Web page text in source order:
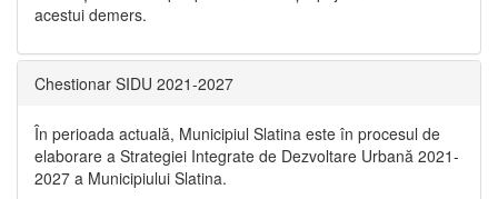
acestui demers.
Chestionar SIDU 2021-2027
În perioada actuală, Municipiul Slatina este în procesul de
elaborare a Strategiei Integrate de Dezvoltare Urbană 2021‐
2027 a Municipiului Slatina.